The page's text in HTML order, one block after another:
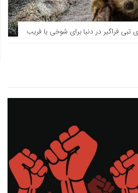
تبی فراگیر در دنیا برای شوخی یا فریب